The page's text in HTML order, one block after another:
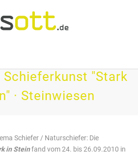
"Stark
· Steinwiesen
Schiefer / Naturschiefer: Die
in Steinfand vom 24. bis 26.09.2010 in